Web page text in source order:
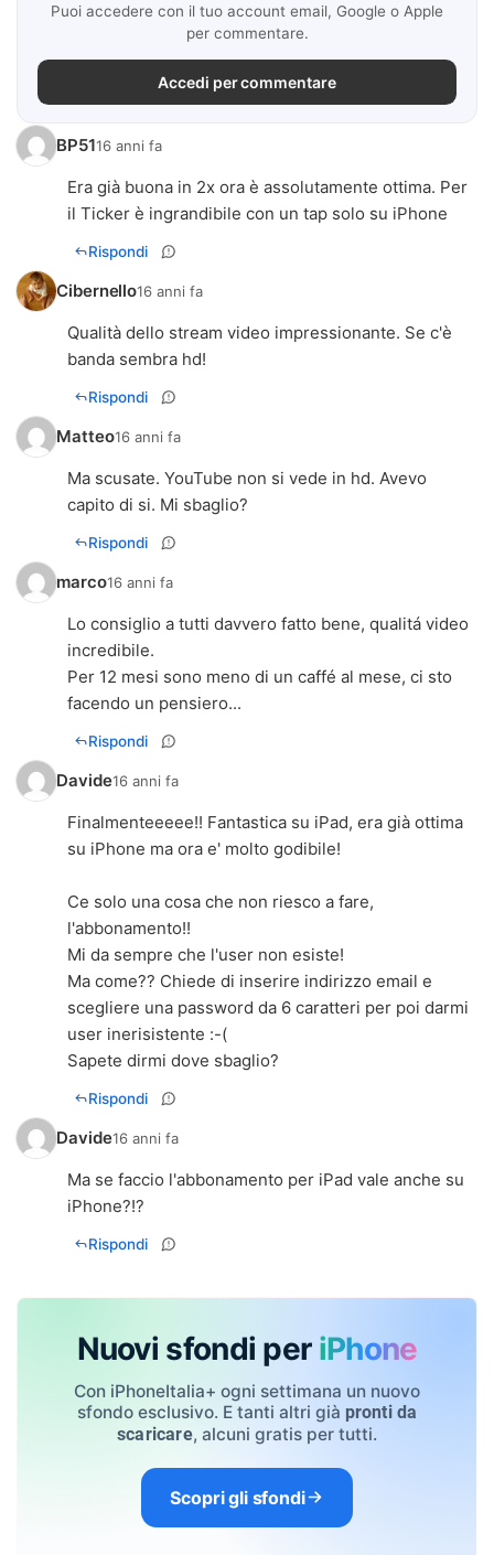
Puoi accedere con il tuo account email, Google o Apple
per commentare.
Accedi per commentare
BP5116 anni fa
Era già buona in 2x ora è assolutamente ottima. Per
il Ticker è ingrandibile con un tap solo su iPhone
Rispondi
Cibernello16 anni fa
Qualità dello stream video impressionante. Se c'è
banda sembra hd!
Rispondi
Matteo16 anni fa
Ma scusate. YouTube non si vede in hd. Avevo
capito di si. Mi sbaglio?
Rispondi
marco16 anni fa
Lo consiglio a tutti davvero fatto bene, qualitá video
incredibile.
Per 12 mesi sono meno di un caffé al mese, ci sto
facendo un pensiero...
Rispondi
Davide16 anni fa
Finalmenteeeee!! Fantastica su iPad, era già ottima
su iPhone ma ora e' molto godibile!
Ce solo una cosa che non riesco a fare,
l'abbonamento!!
Mi da sempre che l'user non esiste!
Ma come?? Chiede di inserire indirizzo email e
scegliere una password da 6 caratteri per poi darmi
user inerisistente :-(
Sapete dirmi dove sbaglio?
Rispondi
Davide16 anni fa
Ma se faccio l'abbonamento per iPad vale anche su
iPhone?!?
Rispondi
Nuovi sfondi per iPhone
Con iPhoneItalia+ ogni settimana un nuovo
sfondo esclusivo. E tanti altri già pronti da
scaricare, alcuni gratis per tutti.
Scopri gli sfondi